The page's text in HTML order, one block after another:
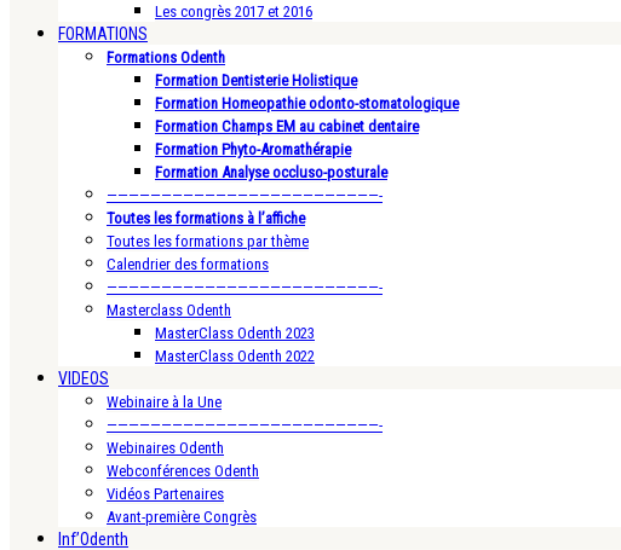
Les congrès 2017 et 2016
FORMATIONS
Formations Odenth
Formation Dentisterie Holistique
Formation Homeopathie odonto-stomatologique
Formation Champs EM au cabinet dentaire
Formation Phyto-Aromathérapie
Formation Analyse occluso-posturale
—————————————————————————-
Toutes les formations à l’affiche
Toutes les formations par thème
Calendrier des formations
—————————————————————————-
Masterclass Odenth
MasterClass Odenth 2023
MasterClass Odenth 2022
VIDEOS
Webinaire à la Une
—————————————————————————-
Webinaires Odenth
Webconférences Odenth
Vidéos Partenaires
Avant-première Congrès
Inf’Odenth